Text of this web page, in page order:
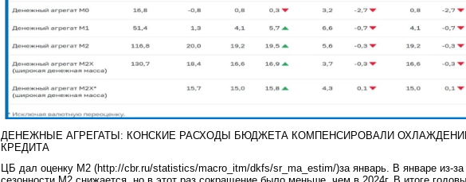
ДЕНЕЖНЫЕ АГРЕГАТЫ: КОНСКИЕ РАСХОДЫ БЮДЖЕТА КОМПЕНСИРОВАЛИ
КРЕДИТА
ЦБ дал оценку М2 (http://cbr.ru/statistics/macro_itm/dkfs/sr_ma_estim/)за январь. В январе из-за